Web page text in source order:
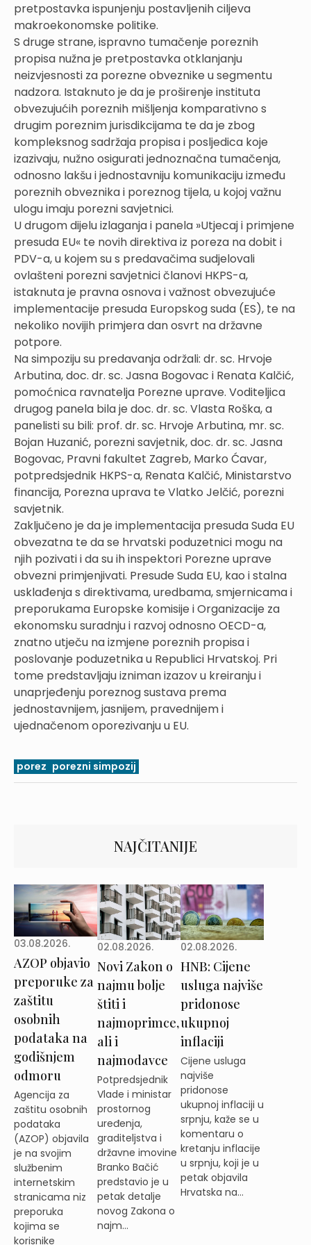
pretpostavka ispunjenju postavljenih ciljeva
makroekonomske politike.
S druge strane, ispravno tumačenje poreznih
propisa nužna je pretpostavka otklanjanju
neizvjesnosti za porezne obveznike u segmentu
nadzora. Istaknuto je da je proširenje instituta
obvezujućih poreznih mišljenja komparativno s
drugim poreznim jurisdikcijama te da je zbog
kompleksnog sadržaja propisa i posljedica koje
izazivaju, nužno osigurati jednoznačna tumačenja,
odnosno lakšu i jednostavniju komunikaciju između
poreznih obveznika i poreznog tijela, u kojoj važnu
ulogu imaju porezni savjetnici.
U drugom dijelu izlaganja i panela »Utjecaj i primjene
presuda EU« te novih direktiva iz poreza na dobit i
PDV-a, u kojem su s predavačima sudjelovali
ovlašteni porezni savjetnici članovi HKPS-a,
istaknuta je pravna osnova i važnost obvezujuće
implementacije presuda Europskog suda (ES), te na
nekoliko novijih primjera dan osvrt na državne
potpore.
Na simpoziju su predavanja održali: dr. sc. Hrvoje
Arbutina, doc. dr. sc. Jasna Bogovac i Renata Kalčić,
pomoćnica ravnatelja Porezne uprave. Voditeljica
drugog panela bila je doc. dr. sc. Vlasta Roška, a
panelisti su bili: prof. dr. sc. Hrvoje Arbutina, mr. sc.
Bojan Huzanić, porezni savjetnik, doc. dr. sc. Jasna
Bogovac, Pravni fakultet Zagreb, Marko Ćavar,
potpredsjednik HKPS-a, Renata Kalčić, Ministarstvo
financija, Porezna uprava te Vlatko Jelčić, porezni
savjetnik.
Zaključeno je da je implementacija presuda Suda EU
obvezatna te da se hrvatski poduzetnici mogu na
njih pozivati i da su ih inspektori Porezne uprave
obvezni primjenjivati. Presude Suda EU, kao i stalna
usklađenja s direktivama, uredbama, smjernicama i
preporukama Europske komisije i Organizacije za
ekonomsku suradnju i razvoj odnosno OECD-a,
znatno utječu na izmjene poreznih propisa i
poslovanje poduzetnika u Republici Hrvatskoj. Pri
tome predstavljaju izniman izazov u kreiranju i
unaprjeđenju poreznog sustava prema
jednostavnijem, jasnijem, pravednijem i
ujednačenom oporezivanju u EU.
porez porezni simpozij
NAJČITANIJE
03.08.2026.
AZOP objavio
preporuke za
zaštitu
osobnih
podataka na
godišnjem
odmoru
Agencija za
zaštitu osobnih
podataka
(AZOP) objavila
je na svojim
službenim
internetskim
stranicama niz
preporuka
kojima se
korisnike
02.08.2026.
Novi Zakon o
najmu bolje
štiti i
najmoprimce,
ali i
najmodavce
Potpredsjednik
Vlade i ministar
prostornog
uređenja,
graditeljstva i
državne imovine
Branko Bačić
predstavio je u
petak detalje
novog Zakona o
najm...
02.08.2026.
HNB: Cijene
usluga najviše
pridonose
ukupnoj
inflaciji
Cijene usluga
najviše
pridonose
ukupnoj inflaciji u
srpnju, kaže se u
komentaru o
kretanju inflacije
u srpnju, koji je u
petak objavila
Hrvatska na...